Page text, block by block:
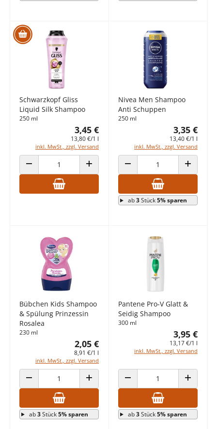
Schwarzkopf Gliss
Liquid Silk Shampoo
250 ml
3,45 €
13,80 €/1 l
inkl. MwSt., zzgl. Versand
ANZAHL VERRINGERN ANZAHL ERHÖHEN
Nivea Men Shampoo
Anti Schuppen
250 ml
3,35 €
13,40 €/1 l
inkl. MwSt., zzgl. Versand
ANZAHL VERRINGERN ANZAHL
ab3Stück5% sparen
Bübchen Kids Shampoo
& Spülung Prinzessin
Rosalea
230 ml
2,05 €
8,91 €/1 l
inkl. MwSt., zzgl. Versand
ANZAHL VERRINGERN ANZAHL ERHÖHEN
ab3Stück5% sparen
Pantene Pro-V Glatt &
Seidig Shampoo
300 ml
3,95 €
13,17 €/1 l
inkl. MwSt., zzgl. Versand
ANZAHL VERRINGERN ANZAHL
ab3Stück5% sparen